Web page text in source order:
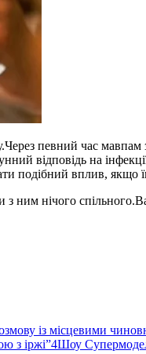
певний час
відповідь на
подібний вплив,
ним нічого
із місцевими
з іржі”4Шоу